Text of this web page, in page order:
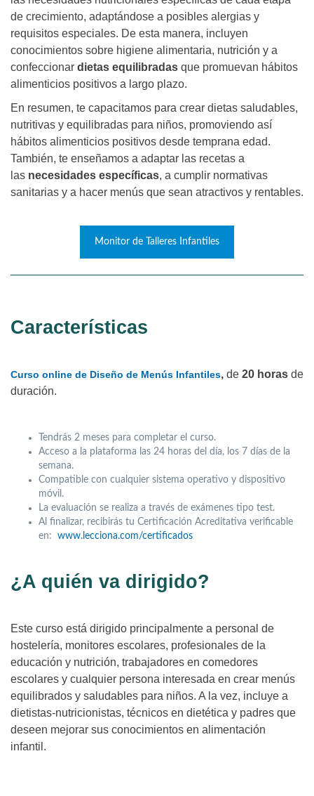
de crecimiento, adaptándose a posibles alergias y
requisitos especiales. De esta manera, incluyen
conocimientos sobre higiene alimentaria, nutrición y a
confeccionar dietas equilibradas que promuevan hábitos
alimenticios positivos a largo plazo.
En resumen, te capacitamos para crear dietas saludables,
nutritivas y equilibradas para niños, promoviendo así
hábitos alimenticios positivos desde temprana edad.
También, te enseñamos a adaptar las recetas a
las necesidades específicas, a cumplir normativas
sanitarias y a hacer menús que sean atractivos y rentables.
Monitor de Talleres Infantiles
Características
Curso online de Diseño de Menús Infantiles, de 20 horas de
duración.
Tendrás 2 meses para completar el curso.
Acceso a la plataforma las 24 horas del día, los 7 días de la
semana.
Compatible con cualquier sistema operativo y dispositivo
móvil.
La evaluación se realiza a través de exámenes tipo test.
Al finalizar, recibirás tu Certificación Acreditativa verificable
en: www.lecciona.com/certificados
¿A quién va dirigido?
Este curso está dirigido principalmente a personal de
hostelería, monitores escolares, profesionales de la
educación y nutrición, trabajadores en comedores
escolares y cualquier persona interesada en crear menús
equilibrados y saludables para niños. A la vez, incluye a
dietistas-nutricionistas, técnicos en dietética y padres que
deseen mejorar sus conocimientos en alimentación
infantil.